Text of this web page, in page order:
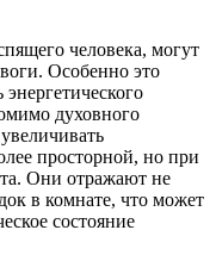
человека, могут
Особенно это
духовного
просторной, но при
Они отражают не
в комнате, что может
состояние